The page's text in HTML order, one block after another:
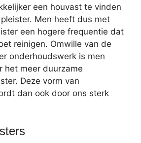
een houvast te vinden
Men heeft dus met
een hogere frequentie dat
reinigen. Omwille van de
onderhoudswerk is men
het meer duurzame
Deze vorm van
dan ook door ons sterk